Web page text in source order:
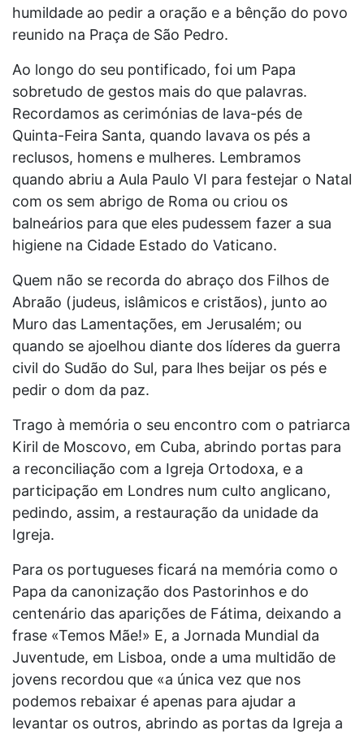
humildade ao pedir a oração e a bênção do povo
reunido na Praça de São Pedro.
Ao longo do seu pontificado, foi um Papa
sobretudo de gestos mais do que palavras.
Recordamos as cerimónias de lava-pés de
Quinta-Feira Santa, quando lavava os pés a
reclusos, homens e mulheres. Lembramos
quando abriu a Aula Paulo VI para festejar o Natal
com os sem abrigo de Roma ou criou os
balneários para que eles pudessem fazer a sua
higiene na Cidade Estado do Vaticano.
Quem não se recorda do abraço dos Filhos de
Abraão (judeus, islâmicos e cristãos), junto ao
Muro das Lamentações, em Jerusalém; ou
quando se ajoelhou diante dos líderes da guerra
civil do Sudão do Sul, para lhes beijar os pés e
pedir o dom da paz.
Trago à memória o seu encontro com o patriarca
Kiril de Moscovo, em Cuba, abrindo portas para
a reconciliação com a Igreja Ortodoxa, e a
participação em Londres num culto anglicano,
pedindo, assim, a restauração da unidade da
Igreja.
Para os portugueses ficará na memória como o
Papa da canonização dos Pastorinhos e do
centenário das aparições de Fátima, deixando a
frase «Temos Mãe!» E, a Jornada Mundial da
Juventude, em Lisboa, onde a uma multidão de
jovens recordou que «a única vez que nos
podemos rebaixar é apenas para ajudar a
levantar os outros, abrindo as portas da Igreja a